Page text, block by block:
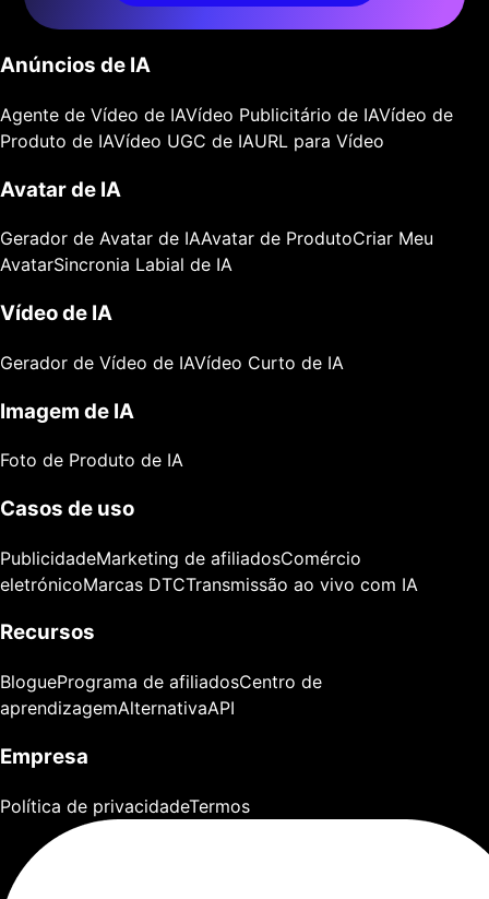
Anúncios de IA
Agente de Vídeo de IAVídeo Publicitário de IAVídeo de
Produto de IAVídeo UGC de IAURL para Vídeo
Avatar de IA
Gerador de Avatar de IAAvatar de ProdutoCriar Meu
AvatarSincronia Labial de IA
Vídeo de IA
Gerador de Vídeo de IAVídeo Curto de IA
Imagem de IA
Foto de Produto de IA
Casos de uso
PublicidadeMarketing de afiliadosComércio
eletrónicoMarcas DTCTransmissão ao vivo com IA
Recursos
BloguePrograma de afiliadosCentro de
aprendizagemAlternativaAPI
Empresa
Política de privacidadeTermos